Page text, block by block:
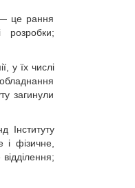
— це рання
розробки;
у їх числі
загинули
Інституту
і фізичне,